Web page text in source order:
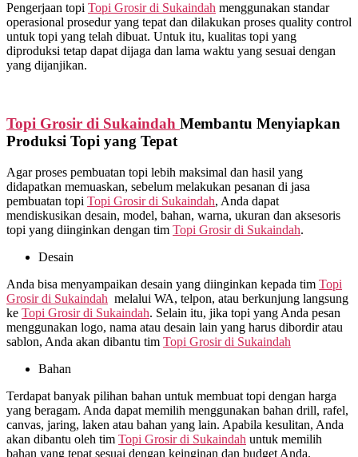
Pengerjaan topi Topi Grosir di Sukaindah menggunakan standar
operasional prosedur yang tepat dan dilakukan proses quality control
untuk topi yang telah dibuat. Untuk itu, kualitas topi yang
diproduksi tetap dapat dijaga dan lama waktu yang sesuai dengan
yang dijanjikan.
Topi Grosir di Sukaindah Membantu Menyiapkan
Produksi Topi yang Tepat
Agar proses pembuatan topi lebih maksimal dan hasil yang
didapatkan memuaskan, sebelum melakukan pesanan di jasa
pembuatan topi Topi Grosir di Sukaindah, Anda dapat
mendiskusikan desain, model, bahan, warna, ukuran dan aksesoris
topi yang diinginkan dengan tim Topi Grosir di Sukaindah.
Desain
Anda bisa menyampaikan desain yang diinginkan kepada tim Topi
Grosir di Sukaindah melalui WA, telpon, atau berkunjung langsung
ke Topi Grosir di Sukaindah. Selain itu, jika topi yang Anda pesan
menggunakan logo, nama atau desain lain yang harus dibordir atau
sablon, Anda akan dibantu tim Topi Grosir di Sukaindah
Bahan
Terdapat banyak pilihan bahan untuk membuat topi dengan harga
yang beragam. Anda dapat memilih menggunakan bahan drill, rafel,
canvas, jaring, laken atau bahan yang lain. Apabila kesulitan, Anda
akan dibantu oleh tim Topi Grosir di Sukaindah untuk memilih
bahan yang tepat sesuai dengan keinginan dan budget Anda.